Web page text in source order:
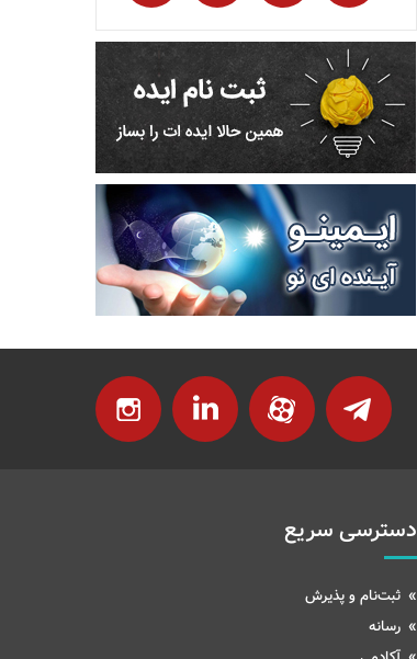
دسترسی سریع
ثبت‌نام و پذیرش
رسانه